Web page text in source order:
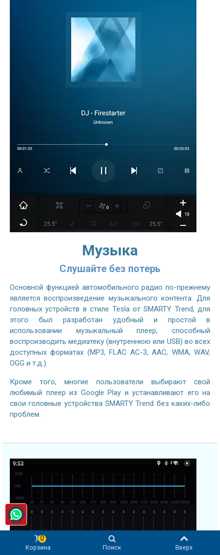
Музыка
Слушайте без потерь
Основной функцией автомобильного радио по-прежнему
является воспроизведение музыкального контента. Для
головных устройств в стиле Tesla от SMARTY Trend, для
этого был разработан удобный и простой в
использовании музыкальный плеер, способный
воспроизводить медиатеку (внутреннюю или USB) во всех
доступных форматах (MP3, FLAC AC-3, AAC, WMA, WAV,
OGG и т.д.).
Кроме того, многие пользователи выбирают свой
любимый плеер из Google Play и устанавливают его на
свои головные устройства SMARTY Trend без каких-либо
проблем.
Корзина
0
Поиск Вверх